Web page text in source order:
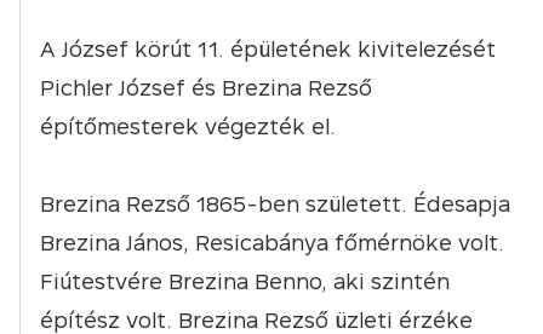
A József körút 11. épületének kivitelezését
Pichler József és Brezina Rezső
építőmesterek végezték el.
Brezina Rezső 1865-ben született. Édesapja
Brezina János, Resicabánya főmérnöke volt.
Fiútestvére Brezina Benno, aki szintén
építész volt. Brezina Rezső üzleti érzéke